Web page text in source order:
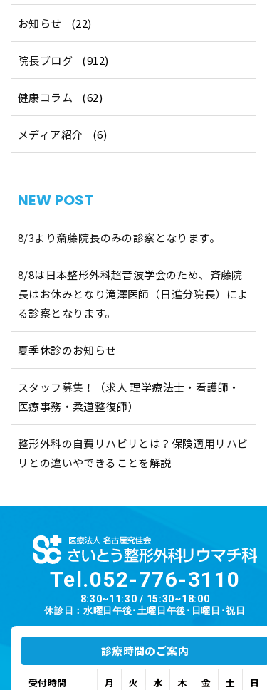
お知らせ (22)
院長ブログ (912)
健康コラム (62)
メディア紹介 (6)
NEW POST
8/3より斎藤院長のみの診察となります。
8/8は日本整形外科超音波学会のため、斉藤院
長はお休みとなり滝澤医師（日進分院長）によ
る診察となります。
夏季休診のお知らせ
スタッフ募集！（求人 理学療法士・看護師・
医療事務・柔道整復師）
整形外科の自費リハビリとは？保険適用リハビ
リとの違いやできることを解説
Tel.052-776-3110
8:30~11:30 / 15:30~18:00
休診日：水曜日午後･土曜日午後･日曜日･祝日
診療時間のご案内
受付時間 月 火 水 木 金 土 日